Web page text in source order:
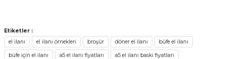
Ürün bilgilerinde hatalar bulunuyor.
Ürün fiyatı diğer sitelerden daha pahalı.
Bu ürüne benzer farklı alternatifler olmalı.
A7 - 10x20cm / Çift Taraflı El ilanı
Etiketler :
el ilanı
el ilanı örnekleri broşür döner el ilanı büfe el ilanı
büfe için el ilanı a5 el ilanı fiyatları a5 el ilanı baskı fiyatları